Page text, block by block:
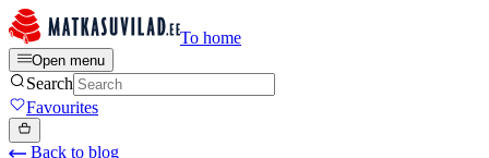
To home
Open menu
Search
Favourites
Back to blog